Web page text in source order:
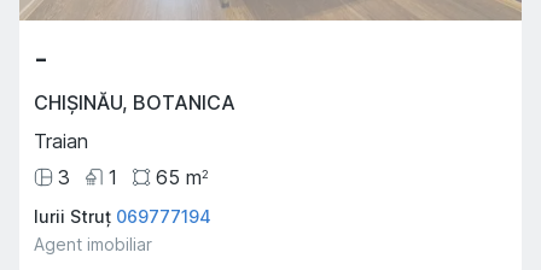
-
CHIȘINĂU, BOTANICA
Traian
3
1 65 m2
Iurii Struț 069777194
Agent imobiliar